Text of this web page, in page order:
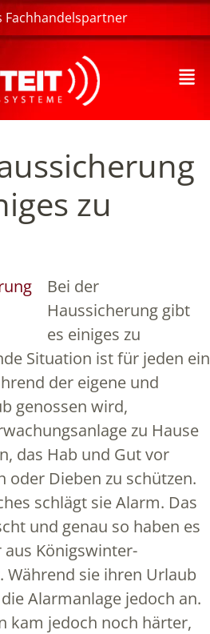
Fachhandelspartner
zu
Bei der
Haussicherung gibt
es einiges zu
Situation ist für jeden ein
der eigene und
genossen wird,
zu Hause
das Hab und Gut vor
oder Dieben zu schützen.
schlägt sie Alarm. Das
und genau so haben es
Königswinter-
Während sie ihren Urlaub
Alarmanlage jedoch an.
kam jedoch noch härter,